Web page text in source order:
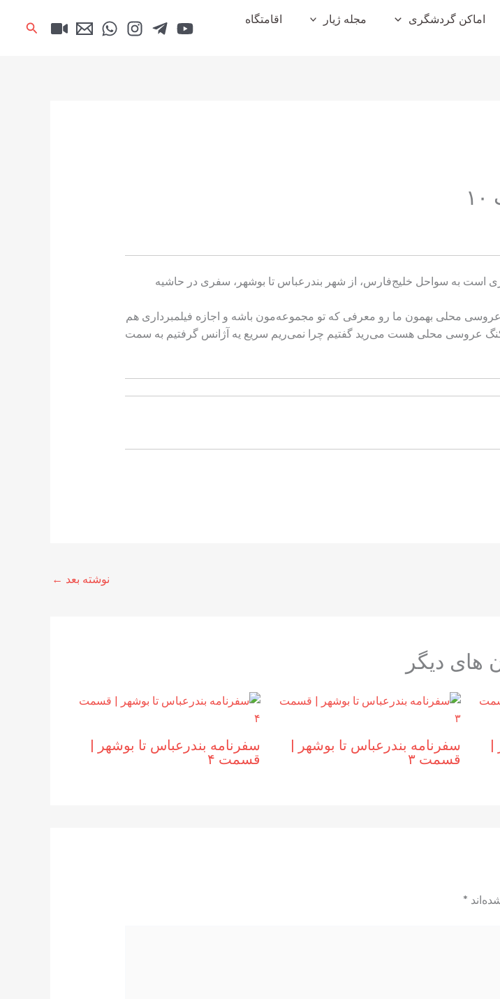
اماکن گردشگری مجله ژیار
اقامتگاه
جستجو
است به سواحل خلیج‌فارس، از شهر بندرعباس تا بوشهر، سفری در حاشیه
محلی بهمون ما رو معرفی که تو مجموعه‌مون باشه و اجازه فیلمبرداری هم
ساعت 5 بندربستانه تو 25 کیلومتری بندرکنگ عروسی محلی هست می‌رید گفتیم چرا نمی‌ریم سریع یه آژانس گرفتیم به سمت
نوشته بعد ←
های دیگر
|‌
سفرنامه بندرعباس تا بوشهر |‌
قسمت ۳
سفرنامه بندرعباس تا بوشهر |‌
قسمت ۴
*